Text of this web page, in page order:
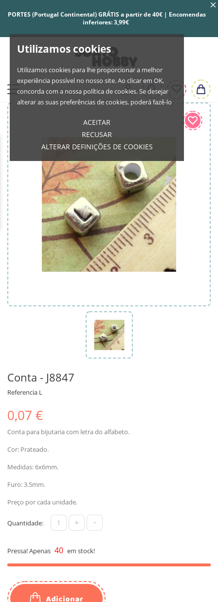
Utilizamos cookies
Utilizamos cookies para lhe proporcionar a melhor
experiência possível no nosso site. Ao clicar em OK,
concorda com a nossa política de cookies. Se desejar
alterar as suas preferências de cookies, poderá fazê-lo
ACEITAR
RECUSAR
ALTERAR DEFINIÇÕES DE COOKIES
PORTES (Portugal Continental) GRÁTIS a partir de 40€ | Encomendas
inferiores: 3,99€
Conta - J8847
Referencia L
0,07 €
Conta para bijutaria com letra do alfabeto.
Cor: Prateado.
Medidas: 6x6mm.
Furo: 3.5mm.
Preço por cada unidade.
Quantidade: + -
Pressa! Apenas 40 em stock!